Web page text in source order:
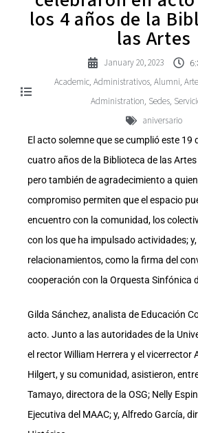
los 4 años de la
las Artes
January 20, 2023
Academic, Administrativos, Alumni
Administration Sedes,
aniversario
El acto solemne que se cumplió este 19
cuatro años de la Biblioteca de las
pero también de agradecimiento a
compromiso permiten que el espacio
encuentro con la comunidad, los
con los que ha impulsado actividades;
relacionamientos, como la firma del
cooperación con la Orquesta Sinfónica
Gilda Sánchez, analista de Educación
acto. Junto a las autoridades de la
el rector William Herrera y el vicerrector
Hilgert, y su comunidad, asistieron,
Tamayo, directora de la OSG; Nelly
Ejecutiva del MAAC; y, Alfredo García,